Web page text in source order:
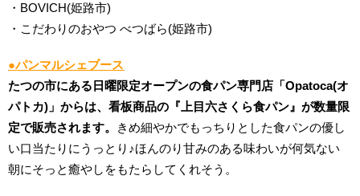
・BOVICH(姫路市)
・こだわりのおやつ べつばら(姫路市)
●パンマルシェブース
たつの市にある日曜限定オープンの食パン専門店「Opatoca(オ
パトカ)」からは、看板商品の『上目六さくら食パン』が数量限
定で販売されます。 きめ細やかでもっちりとした食パンの優し
い口当たりにうっとり♪ほんのり甘みのある味わいが何気ない
朝にそっと癒やしをもたらしてくれそう。